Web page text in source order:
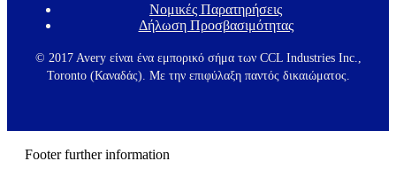
F
o
t
e
Νομικές Παρατηρήσεις
Δήλωση Προσβασιμότητας
© 2017 Avery είναι ένα εμπορικό σήμα των CCL Industries Inc.,
Toronto (Καναδάς). Με την επιφύλαξη παντός δικαιώματος.
Footer further information